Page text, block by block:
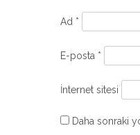
Ad *
E-posta *
İnternet sitesi
Daha sonraki